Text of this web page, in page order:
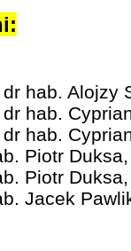
hab. Alojzy
hab.
hab.
Piotr
Piotr